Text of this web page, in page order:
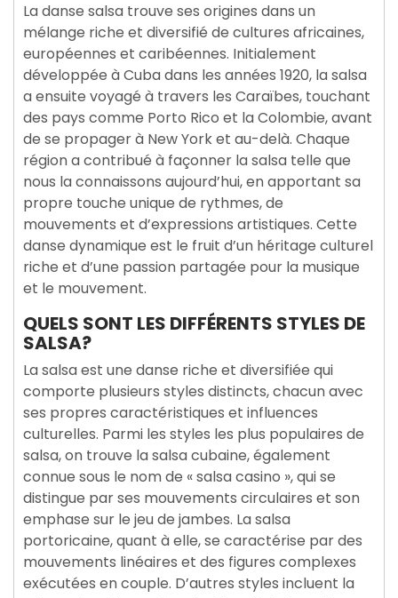
La danse salsa trouve ses origines dans un
mélange riche et diversifié de cultures africaines,
européennes et caribéennes. Initialement
développée à Cuba dans les années 1920, la salsa
a ensuite voyagé à travers les Caraïbes, touchant
des pays comme Porto Rico et la Colombie, avant
de se propager à New York et au-delà. Chaque
région a contribué à façonner la salsa telle que
nous la connaissons aujourd’hui, en apportant sa
propre touche unique de rythmes, de
mouvements et d’expressions artistiques. Cette
danse dynamique est le fruit d’un héritage culturel
riche et d’une passion partagée pour la musique
et le mouvement.
QUELS SONT LES DIFFÉRENTS STYLES DE
SALSA?
La salsa est une danse riche et diversifiée qui
comporte plusieurs styles distincts, chacun avec
ses propres caractéristiques et influences
culturelles. Parmi les styles les plus populaires de
salsa, on trouve la salsa cubaine, également
connue sous le nom de « salsa casino », qui se
distingue par ses mouvements circulaires et son
emphase sur le jeu de jambes. La salsa
portoricaine, quant à elle, se caractérise par des
mouvements linéaires et des figures complexes
exécutées en couple. D’autres styles incluent la